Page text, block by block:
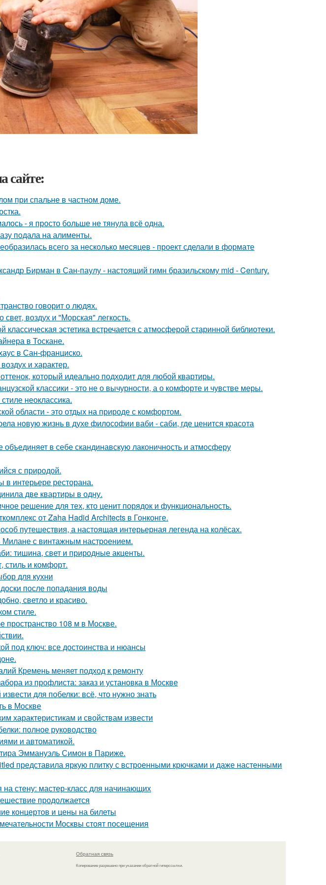
сайте:
при спальне в частном доме.
- я просто больше не тянула всё одна.
подала на алименты.
всего за несколько месяцев - проект сделали в формате
Бирман в Сан-паулу - настоящий гимн бразильскому mid - Century.
говорит о людях.
воздух и "Морская" легкость.
эстетика встречается с атмосферой старинной библиотеки.
в Тоскане.
в Сан-франциско.
и характер.
который идеально подходит для любой квартиры.
классики - это не о вычурности, а о комфорте и чувстве меры.
неоклассика.
области - это отдых на природе с комфортом.
новую жизнь в духе философии ваби - саби, где ценится красота
в себе скандинавскую лаконичность и атмосферу
с природой.
в интерьере ресторана.
две квартиры в одну.
решение для тех, кто ценит порядок и функциональность.
от Zaha Hadid Architects в Гонконге.
путешествия, а настоящая интерьерная легенда на колёсах.
Милане с винтажным настроением.
тишина, свет и природные акценты.
стиль и комфорт.
для кухни
после попадания воды
светло и красиво.
стиле.
пространство 108 м в Москве.
под ключ: все достоинства и нюансы
Кремень меняет подход к ремонту
из профлиста: заказ и установка в Москве
для побелки: всё, что нужно знать
в Москве
характеристикам и свойствам извести
полное руководство
и автоматикой.
Эммануэль Симон в Париже.
представила яркую плитку с встроенными крючками и даже настенными
стену: мастер-класс для начинающих
продолжается
концертов и цены на билеты
Москвы стоят посещения
Обратная связь
Копирование разрешено при указании обратной гиперссылки.